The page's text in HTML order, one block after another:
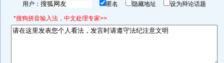
用户： 匿名 隐藏地址 设为辩论话题
*搜狗拼音输入法，中文处理专家>>